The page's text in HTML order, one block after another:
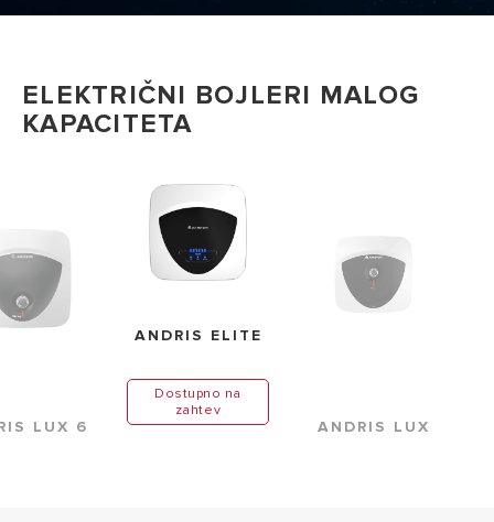
ELEKTRIČNI BOJLERI MALOG
KAPACITETA
LUX 6
ANDRIS ELITE
Dostupno na
zahtev
ANDRIS LUX